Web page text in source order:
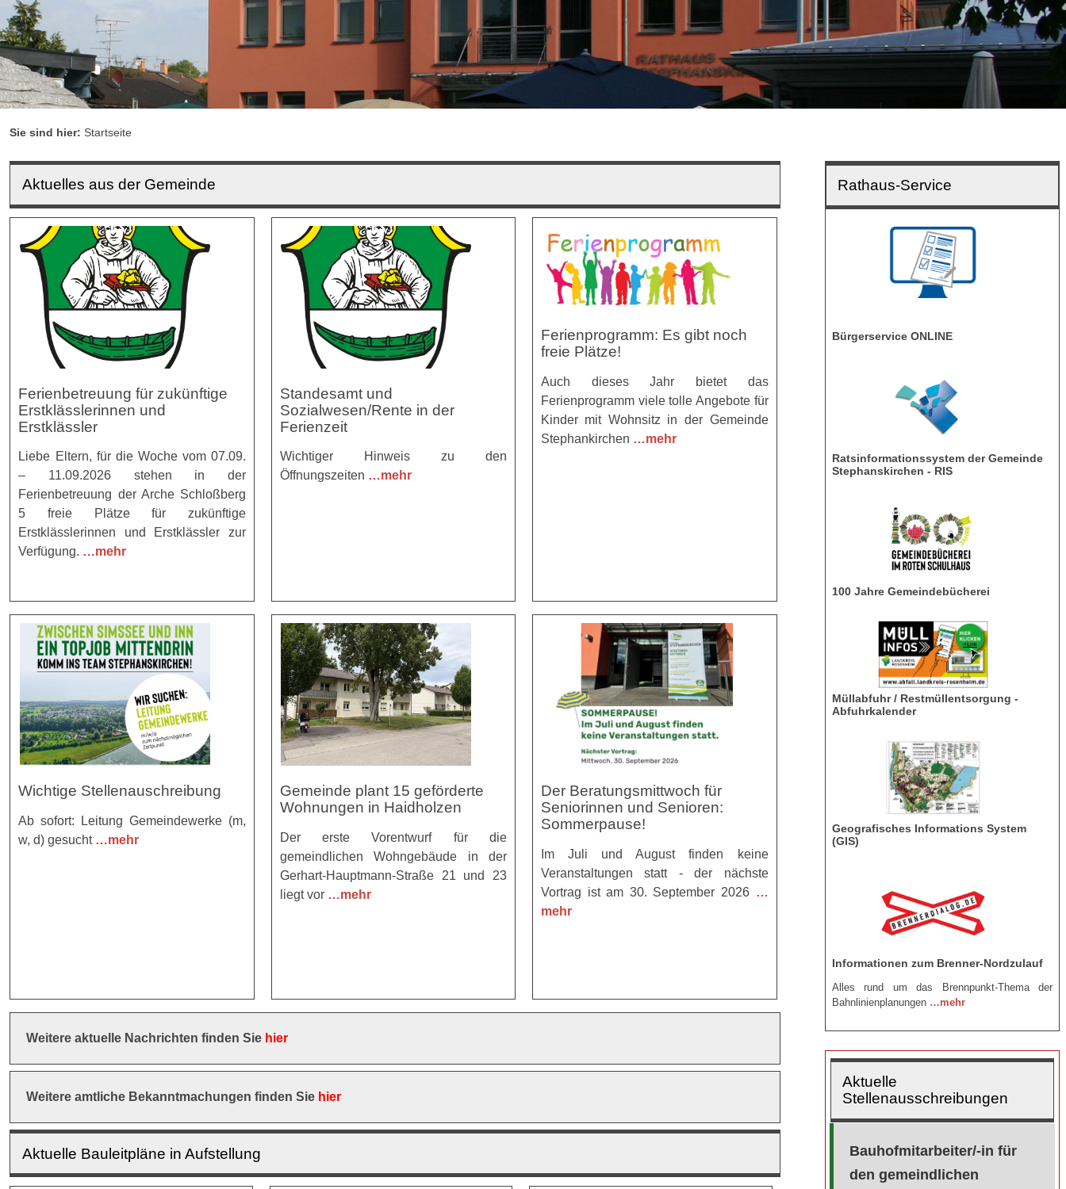
Sie sind hier: Startseite
Aktuelles aus der Gemeinde
Ferienbetreuung für zukünftige
Erstklässlerinnen und
Erstklässler
Liebe Eltern, für die Woche vom 07.09.
– 11.09.2026 stehen in der
Ferienbetreuung der Arche Schloßberg
5 freie Plätze für zukünftige
Erstklässlerinnen und Erstklässler zur
Verfügung. …mehr
Standesamt und
Sozialwesen/Rente in der
Ferienzeit
Wichtiger Hinweis zu den
Öffnungszeiten …mehr
Ferienprogramm: Es gibt noch
freie Plätze!
Auch dieses Jahr bietet das
Ferienprogramm viele tolle Angebote für
Kinder mit Wohnsitz in der Gemeinde
Stephankirchen …mehr
Wichtige Stellenauschreibung
Ab sofort: Leitung Gemeindewerke (m,
w, d) gesucht …mehr
Gemeinde plant 15 geförderte
Wohnungen in Haidholzen
Der erste Vorentwurf für die
gemeindlichen Wohngebäude in der
Gerhart-Hauptmann-Straße 21 und 23
liegt vor …mehr
Der Beratungsmittwoch für
Seniorinnen und Senioren:
Sommerpause!
Im Juli und August finden keine
Veranstaltungen statt - der nächste
Vortrag ist am 30. September 2026 …
mehr
Weitere aktuelle Nachrichten finden Sie hier
Weitere amtliche Bekanntmachungen finden Sie hier
Aktuelle Bauleitpläne in Aufstellung
Rathaus-Service
Bürgerservice ONLINE
Ratsinformationssystem der Gemeinde
Stephanskirchen - RIS
100 Jahre Gemeindebücherei
Müllabfuhr / Restmüllentsorgung -
Abfuhrkalender
Geografisches Informations System
(GIS)
Informationen zum Brenner-Nordzulauf
Alles rund um das Brennpunkt-Thema der
Bahnlinienplanungen …mehr
Aktuelle
Stellenausschreibungen
Bauhofmitarbeiter/-in für
den gemeindlichen